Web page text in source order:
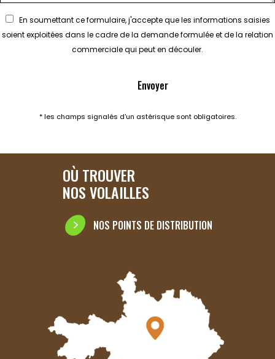
En soumettant ce formulaire, j'accepte que les informations saisies
soient exploitées dans le cadre de la demande formulée et de la relation
commerciale qui peut en découler.
* les champs signalés d'un astérisque sont obligatoires.
OÙ TROUVER
NOS VOLAILLES
NOS POINTS DE DISTRIBUTION